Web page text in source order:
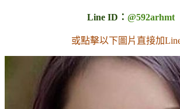
Line ID： @592arhmt
或點擊以下圖片直接加